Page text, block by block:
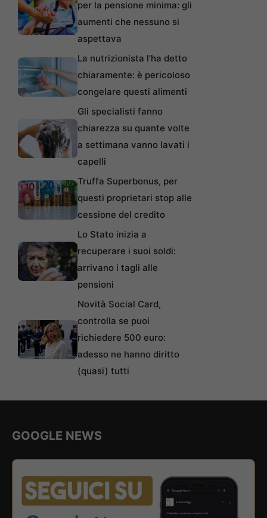
per la pensione minima: gli
aumenti che nessuno si
aspettava
La nutrizionista l’ha detto
chiaramente: è pericoloso
congelare questi alimenti
Gli specialisti fanno
chiarezza su quante volte
a settimana vanno lavati i
capelli
Truffa Superbonus, per
questi proprietari stop alle
cessione del credito
Lo Stato inizia a
recuperare i suoi soldi:
arrivano i tagli alle
pensioni
Novità Social Card,
controlla se puoi
richiedere 500 euro:
adesso ne hanno diritto
(quasi) tutti
GOOGLE NEWS